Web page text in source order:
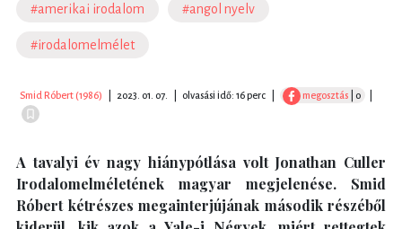
#amerikai irodalom #angol nyelv
#irodalomelmélet
Smid Róbert (1986) 2023. 01. 07. olvasási idő: 16 perc megosztás | 0
A tavalyi év nagy hiánypótlása volt Jonathan Culler
Irodalomelméletének magyar megjelenése. Smid
Róbert kétrészes megainterjújának második részéből